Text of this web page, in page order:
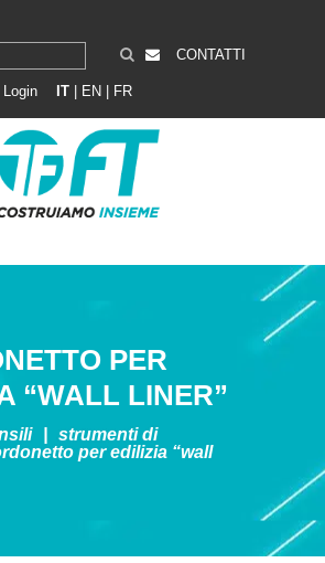
CONTATTI
Login IT EN FR
PER
“WALL LINER”
strumenti di
per edilizia “wall